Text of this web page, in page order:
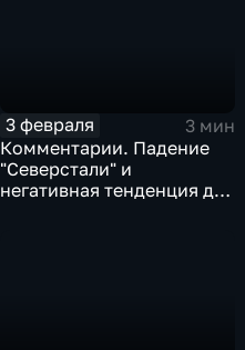
3 февраля
3 мин
Комментарии. Падение
"Северстали" и
негативная тенденция для